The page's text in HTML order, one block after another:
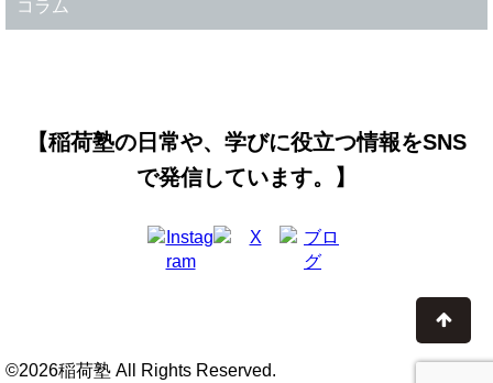
コラム
【稲荷塾の日常や、学びに役立つ情報をSNS
で発信しています。】
©2026稲荷塾 All Rights Reserved.